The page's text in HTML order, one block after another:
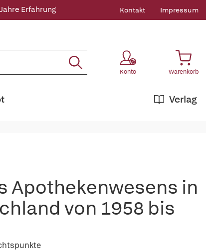
Erfahrung Kontakt Impressum
Konto Warenkorb
Verlag
Apothekenwesens in
von 1958 bis